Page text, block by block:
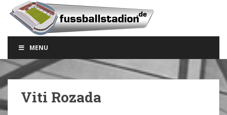
o
m
a
i
n
MENU
Viti Rozada